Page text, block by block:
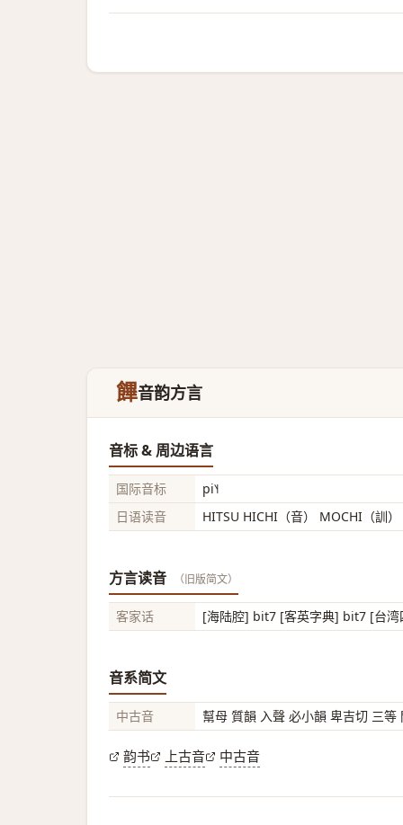
饆音韵方言
音标 & 周边语言
国际音标
pi˥˧
日语读音
HITSU HICHI（音） MOCHI（訓）
方言读音 （旧版简文）
客家话 [海陆腔] bit7 [客英字典] bit7 [台
音系简文
中古音 幫母 質韻 入聲 必小韻 卑吉切 三等
韵书 上古音 中古音